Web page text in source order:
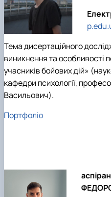
Тема дисертаційного
виникнення та особливості
учасників бойових дій»
кафедри психології,
Васильович).
Портфоліо